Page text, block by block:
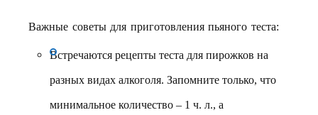
Важные советы для приготовления пьяного теста:
Встречаются рецепты теста для пирожков на
разных видах алкоголя. Запомните только, что
минимальное количество – 1 ч. л., а